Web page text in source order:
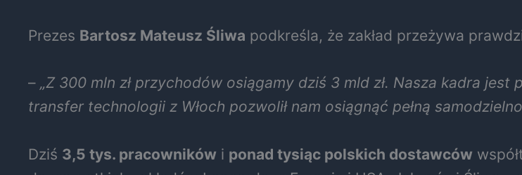
Prezes Bartosz Mateusz Śliwa podkreśla, że zakład przeżywa
– „Z 300 mln zł przychodów osiągamy dziś 3 mld zł. Nasza kadra
transfer technologii z Włoch pozwolił nam osiągnąć pełną
Dziś 3,5 tys. pracowników i ponad tysiąc polskich dostawców